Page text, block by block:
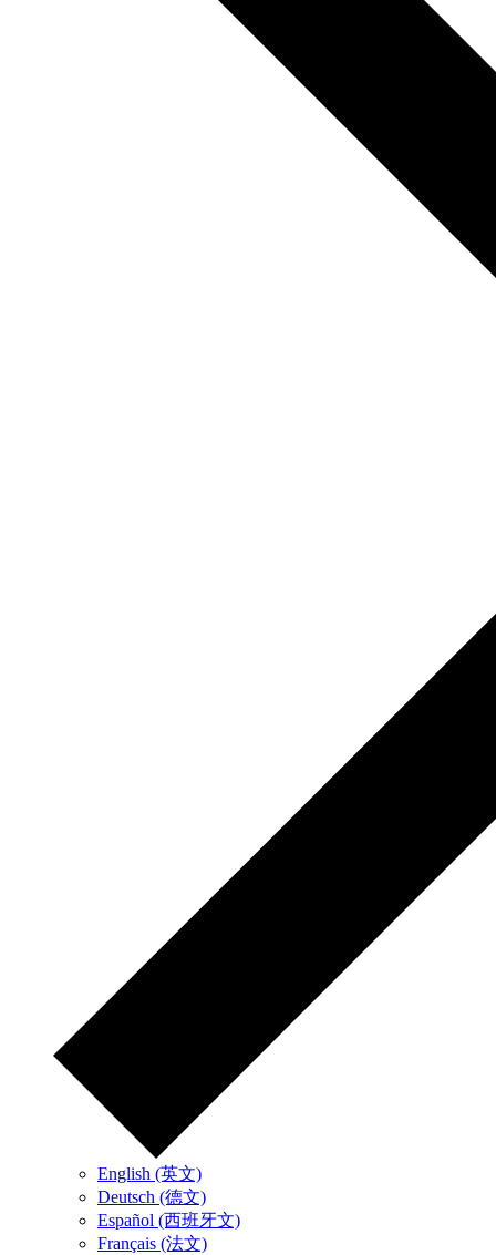
English (英文)
Deutsch (德文)
Español (西班牙文)
Français (法文)